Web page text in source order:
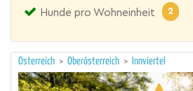
Hunde pro Wohneinheit
2
Österreich > Oberösterreich > Innviertel